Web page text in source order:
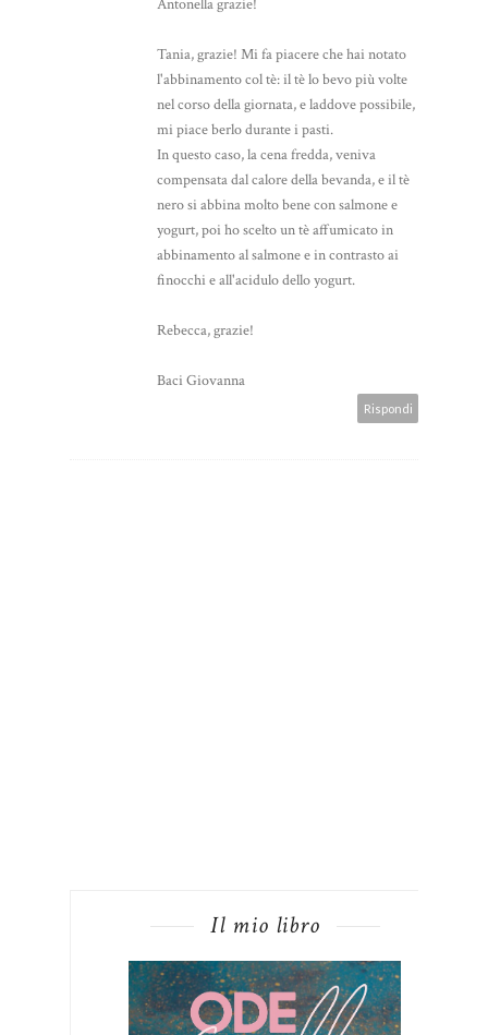
Antonella grazie!
Tania, grazie! Mi fa piacere che hai notato
l'abbinamento col tè: il tè lo bevo più volte
nel corso della giornata, e laddove possibile,
mi piace berlo durante i pasti.
In questo caso, la cena fredda, veniva
compensata dal calore della bevanda, e il tè
nero si abbina molto bene con salmone e
yogurt, poi ho scelto un tè affumicato in
abbinamento al salmone e in contrasto ai
finocchi e all'acidulo dello yogurt.
Rebecca, grazie!
Baci Giovanna
Rispondi
Il mio libro